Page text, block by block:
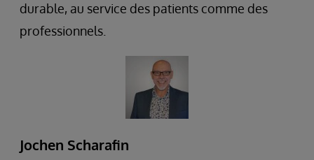
durable, au service des patients comme des
professionnels.
Jochen Scharafin